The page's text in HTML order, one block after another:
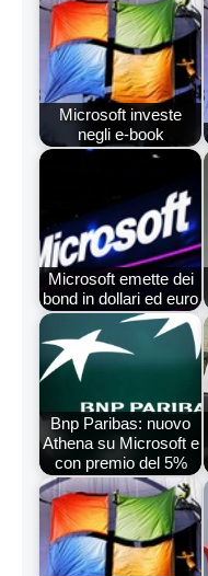
Microsoft investe
negli e-book
Microsoft emette dei
bond in dollari ed euro
Bnp Paribas: nuovo
Athena su Microsoft e
con premio del 5%